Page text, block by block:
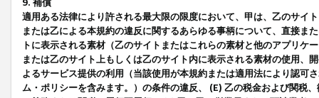
9. 補償
適用ある法律により許される最大限の限度において、甲は、乙のサイ
または乙による本規約の違反に関するあらゆる事柄について、直接ま
トに表示される素材（乙のサイトまたはこれらの素材と他のアプリ
または乙のサイト上もしくは乙のサイト内に表示される素材の使用、
よるサービス提供の利用（当該使用が本規約または適用法により認可
ム・ポリシーを含みます。）の条件の違反、 (E) 乙の税金および関税